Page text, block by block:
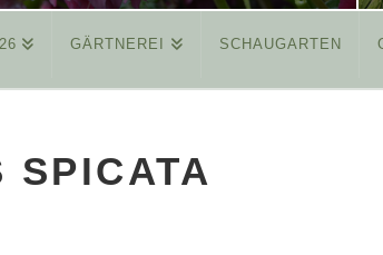
REINHARD
MÄRZ 26, 2015
GÄRTNEREI SCHAUGARTEN
SPICATA